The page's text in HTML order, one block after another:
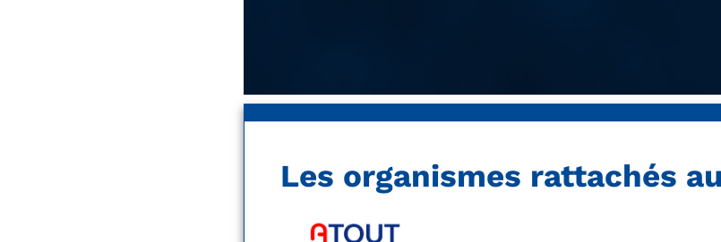
Les organismes rattachés